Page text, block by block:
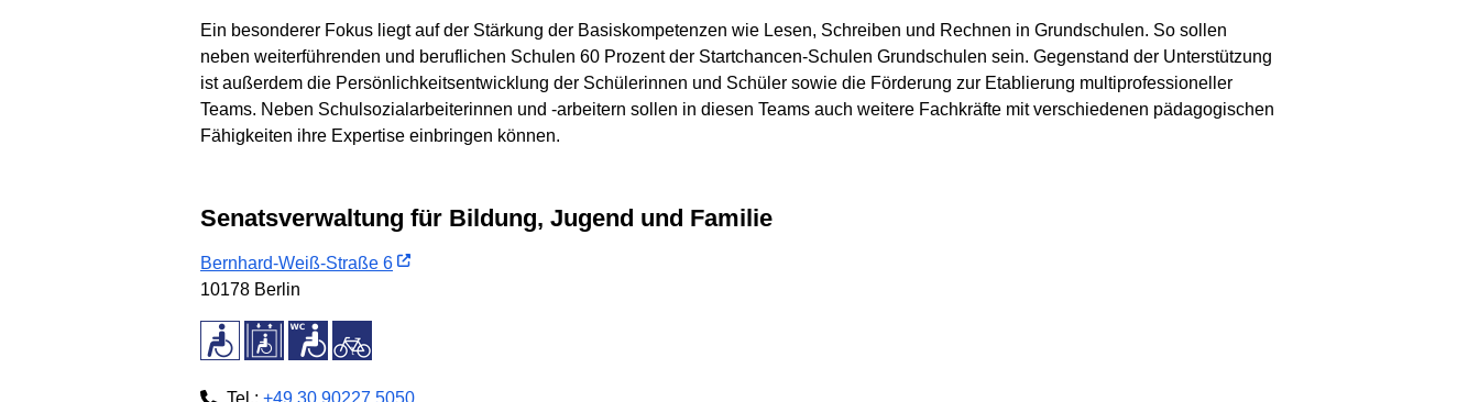
Ein besonderer Fokus liegt auf der Stärkung der Basiskompetenzen wie Lesen, Schreiben und Rechnen in Grundschulen. So sollen
neben weiterführenden und beruflichen Schulen 60 Prozent der Startchancen-Schulen Grundschulen sein. Gegenstand der Unterstützung
ist außerdem die Persönlichkeitsentwicklung der Schülerinnen und Schüler sowie die Förderung zur Etablierung multiprofessioneller
Teams. Neben Schulsozialarbeiterinnen und -arbeitern sollen in diesen Teams auch weitere Fachkräfte mit verschiedenen pädagogischen
Fähigkeiten ihre Expertise einbringen können.
Senatsverwaltung für Bildung, Jugend und Familie
Bernhard-Weiß-Straße 6
10178 Berlin
Tel.: +49 30 90227 5050